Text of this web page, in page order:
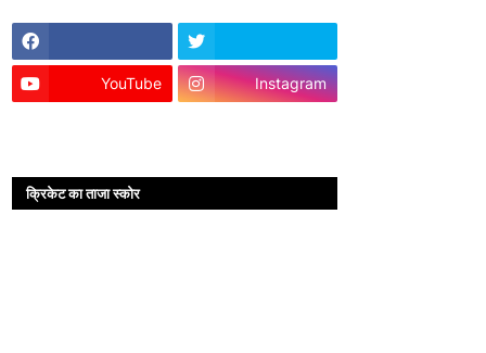
YouTube Instagram
क्रिकेट का ताजा स्कोर